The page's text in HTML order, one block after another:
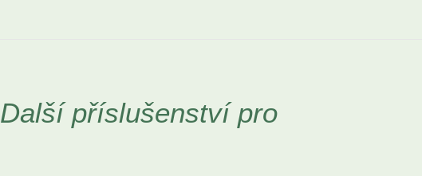
Další příslušenství pro